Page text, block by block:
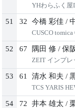
YHわらふく屋DXL
51 32 今橋 彩佳 /
CUSCO tomica
52 67 隅田 修 / 保
ZEIT インプレ
53 61 清水 和夫 /
TCS YARIS
54 72 井本 雄太 /